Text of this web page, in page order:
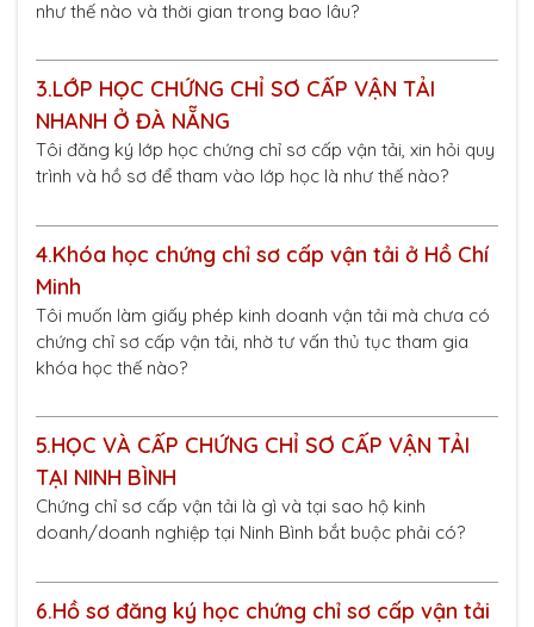
như thế nào và thời gian trong bao lâu?
3.LỚP HỌC CHỨNG CHỈ SƠ CẤP VẬN TẢI
NHANH Ở ĐÀ NẴNG
Tôi đăng ký lớp học chứng chỉ sơ cấp vận tải, xin hỏi quy
trình và hồ sơ để tham vào lớp học là như thế nào?
4.Khóa học chứng chỉ sơ cấp vận tải ở Hồ Chí
Minh
Tôi muốn làm giấy phép kinh doanh vận tải mà chưa có
chứng chỉ sơ cấp vận tải, nhờ tư vấn thủ tục tham gia
khóa học thế nào?
5.HỌC VÀ CẤP CHỨNG CHỈ SƠ CẤP VẬN TẢI
TẠI NINH BÌNH
Chứng chỉ sơ cấp vận tải là gì và tại sao hộ kinh
doanh/doanh nghiệp tại Ninh Bình bắt buộc phải có?
6.Hồ sơ đăng ký học chứng chỉ sơ cấp vận tải